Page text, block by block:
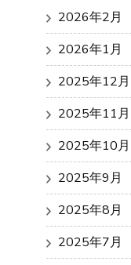
2026年2月
2026年1月
2025年12月
2025年11月
2025年10月
2025年9月
2025年8月
2025年7月